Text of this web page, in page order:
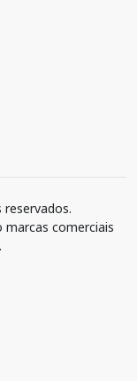
marcas comerciais